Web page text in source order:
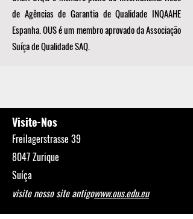
de Agências de Garantia de Qualidade INQAAHE
Espanha. OUS é um membro aprovado da Associação
Suíça de Qualidade SAQ.
Visite-Nos
Freilagerstrasse 39
8047 Zurique
Suíça
visite nosso site antigowww.ous.edu.eu